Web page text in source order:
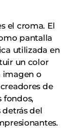
el croma. El
pantalla
utilizada en
un color
imagen o
de
fondos,
detrás del